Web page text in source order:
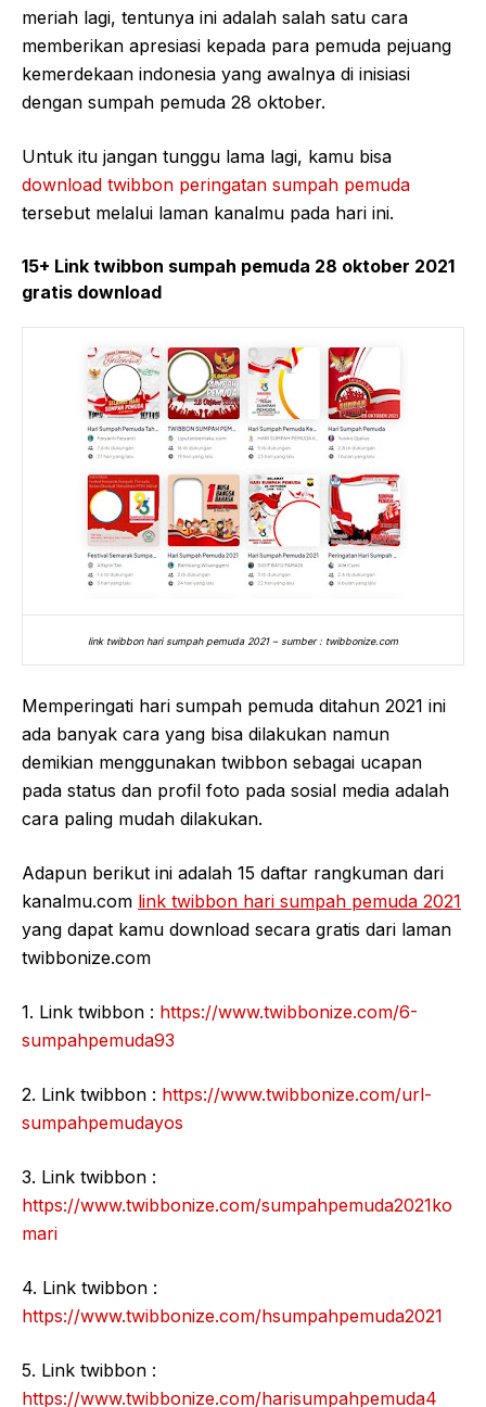
meriah lagi, tentunya ini adalah salah satu cara
memberikan apresiasi kepada para pemuda pejuang
kemerdekaan indonesia yang awalnya di inisiasi
dengan sumpah pemuda 28 oktober.
Untuk itu jangan tunggu lama lagi, kamu bisa
download twibbon peringatan sumpah pemuda
tersebut melalui laman kanalmu pada hari ini.
15+ Link twibbon sumpah pemuda 28 oktober 2021
gratis download
link twibbon hari sumpah pemuda 2021 – sumber : twibbonize.com
Memperingati hari sumpah pemuda ditahun 2021 ini
ada banyak cara yang bisa dilakukan namun
demikian menggunakan twibbon sebagai ucapan
pada status dan profil foto pada sosial media adalah
cara paling mudah dilakukan.
Adapun berikut ini adalah 15 daftar rangkuman dari
kanalmu.com link twibbon hari sumpah pemuda 2021
yang dapat kamu download secara gratis dari laman
twibbonize.com
1. Link twibbon : https://www.twibbonize.com/6-
sumpahpemuda93
2. Link twibbon : https://www.twibbonize.com/url-
sumpahpemudayos
3. Link twibbon :
https://www.twibbonize.com/sumpahpemuda2021ko
mari
4. Link twibbon :
https://www.twibbonize.com/hsumpahpemuda2021
5. Link twibbon :
https://www.twibbonize.com/harisumpahpemuda4